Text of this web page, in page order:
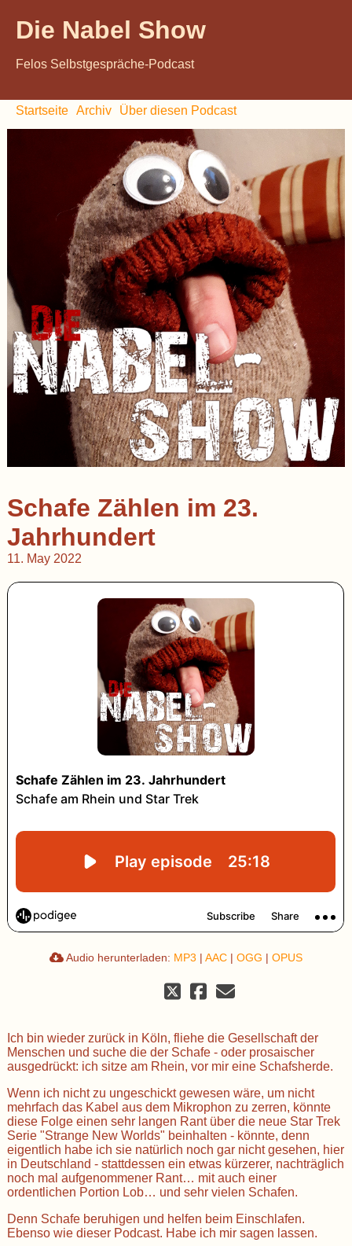
Die Nabel Show
Felos Selbstgespräche-Podcast
Startseite Archiv Über diesen Podcast
Schafe Zählen im 23.
Jahrhundert
11. May 2022
Audio herunterladen: MP3 | AAC | OGG | OPUS
Ich bin wieder zurück in Köln, fliehe die Gesellschaft der
Menschen und suche die der Schafe - oder prosaischer
ausgedrückt: ich sitze am Rhein, vor mir eine Schafsherde.
Wenn ich nicht zu ungeschickt gewesen wäre, um nicht
mehrfach das Kabel aus dem Mikrophon zu zerren, könnte
diese Folge einen sehr langen Rant über die neue Star Trek
Serie "Strange New Worlds" beinhalten - könnte, denn
eigentlich habe ich sie natürlich noch gar nicht gesehen, hier
in Deutschland - stattdessen ein etwas kürzerer, nachträglich
noch mal aufgenommener Rant… mit auch einer
ordentlichen Portion Lob… und sehr vielen Schafen.
Denn Schafe beruhigen und helfen beim Einschlafen.
Ebenso wie dieser Podcast. Habe ich mir sagen lassen.